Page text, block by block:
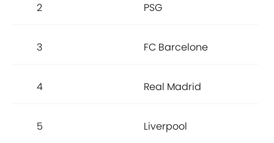
2 PSG
3 FC Barcelone
4 Real Madrid
5 Liverpool